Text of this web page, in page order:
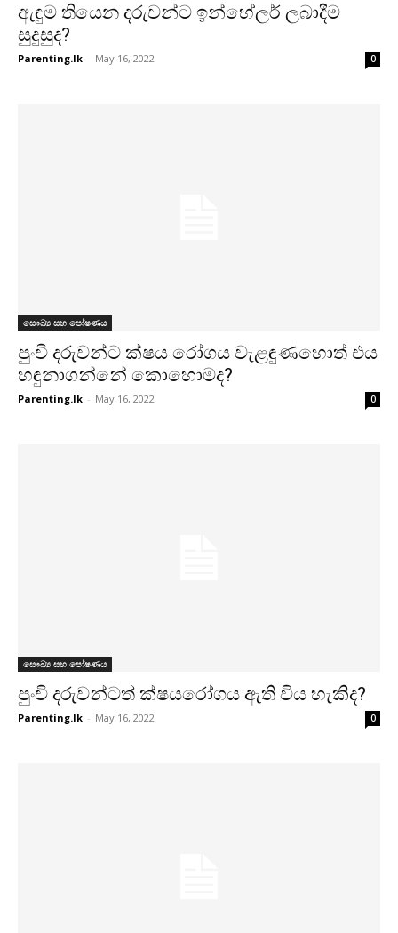
ඇඳුම තියෙන දරුවන්ට ඉන්හේලර් ලබාදීම
සුදුසුද?
Parenting.lk - May 16, 2022 0
සෞඛ්‍ය සහ පෝෂණය
පුංචි දරුවන්ට ක්ෂය රෝගය වැළඳුණහොත් එය
හඳුනාගන්නේ කොහොමද?
Parenting.lk - May 16, 2022 0
සෞඛ්‍ය සහ පෝෂණය
පුංචි දරුවන්ටත් ක්ෂයරෝගය ඇති විය හැකිද?
Parenting.lk - May 16, 2022 0